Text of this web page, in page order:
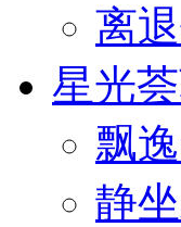
离
星光
飘
静